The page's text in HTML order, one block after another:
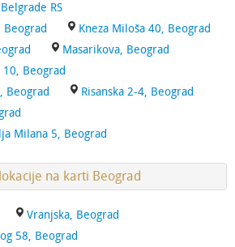
RS
Kneza Miloša 40, Beograd
Masarikova, Beograd
Beograd
Beograd
Risanska 2-4, Beograd
Milana 5, Beograd
na karti Beograd
Vranjska, Beograd
58, Beograd